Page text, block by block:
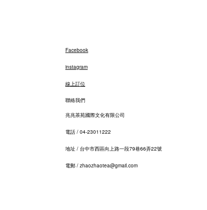
Facebook
instagram
線上訂位
聯絡我們
兆兆茶苑國際文化有限公司
電話 / 04-23011222​
地址 / 台中市西區向上路一段79巷66弄22號
電郵 / zhaozhaotea@gmail.com